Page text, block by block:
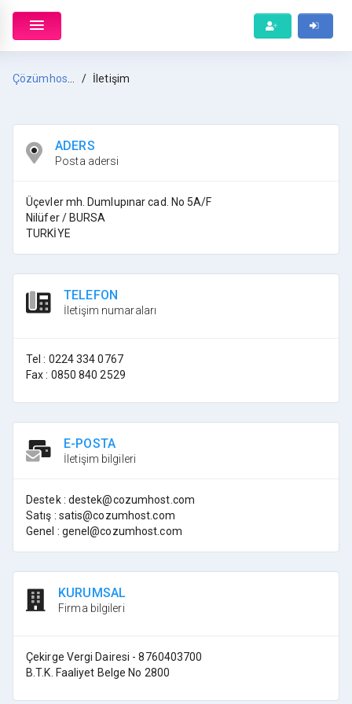
İletişim
ADERS
Posta adersi
Üçevler mh. Dumlupınar cad. No 5A/F
Nilüfer / BURSA
TURKİYE
TELEFON
İletişim numaraları
Tel : 0224 334 0767
Fax : 0850 840 2529
E-POSTA
İletişim bilgileri
Destek : destek@cozumhost.com
Satış : satis@cozumhost.com
Genel : genel@cozumhost.com
KURUMSAL
Firma bilgileri
Çekirge Vergi Dairesi - 8760403700
B.T.K. Faaliyet Belge No 2800